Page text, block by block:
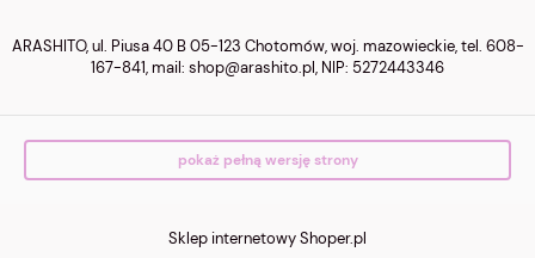
ARASHITO, ul. Piusa 40 B 05-123 Chotomów, woj. mazowieckie, tel. 608-
167-841, mail: shop@arashito.pl, NIP: 5272443346
pokaż pełną wersję strony
Sklep internetowy Shoper.pl